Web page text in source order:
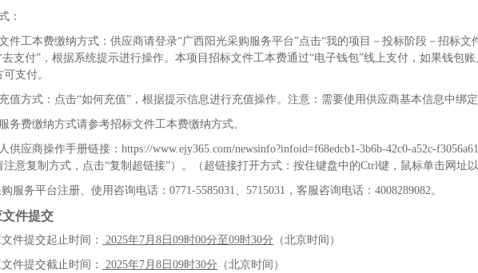
：
件工本费缴纳方式：供应商请登录“广西阳光采购服务平台”点击“我的项目－投标阶段－招标文
去支付”，根据系统提示进行操作。本项目招标文件工本费通过“电子钱包”线上支付，如果钱包
支付。
值方式：点击“如何充值”，根据提示信息进行充值操作。注意：需要使用供应商基本信息中绑定
务费缴纳方式请参考招标文件工本费缴纳方式。
供应商操作手册链接： https://www.ejy365.com/newsinfo?infoid=f68edcb1-3b6b-42c0-a52c-
意复制方式，点击“复制超链接”）。（超链接打开方式：按住键盘中的Ctrl键，鼠标单击网址
服务平台注册、使用咨询电话： 0771-5585031、 5715031 ，客服咨询电话： 4008289082。
文件提交
件提交起止时间： 2025年7月 8 日 09时00分至09时30分 （北京时间）
件提交截止时间： 2025年7月 8 日 09时30分 （北京时间）